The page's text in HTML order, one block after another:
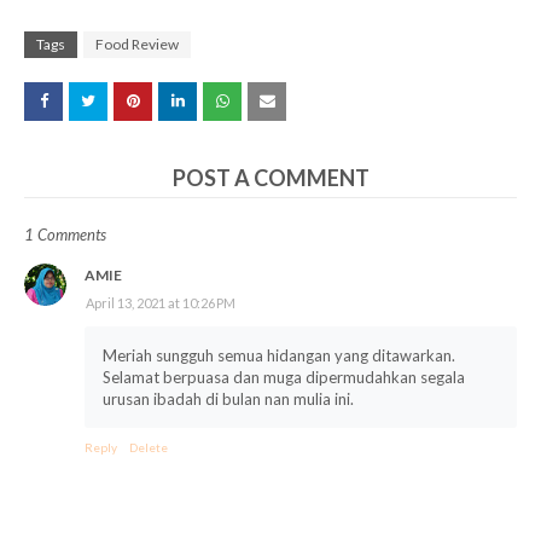
Tags Food Review
POST A COMMENT
1 Comments
AMIE
April 13, 2021 at 10:26 PM
Meriah sungguh semua hidangan yang ditawarkan.
Selamat berpuasa dan muga dipermudahkan segala
urusan ibadah di bulan nan mulia ini.
Reply Delete